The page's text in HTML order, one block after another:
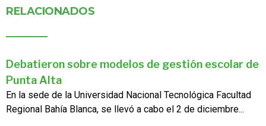
RELACIONADOS
Debatieron sobre modelos de gestión escolar de
Punta Alta
En la sede de la Universidad Nacional Tecnológica Facultad
Regional Bahía Blanca, se llevó a cabo el 2 de diciembre...